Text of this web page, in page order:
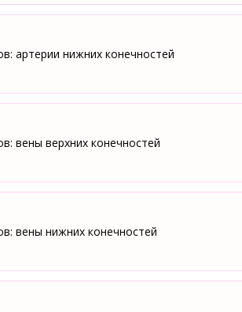
артерии нижних конечностей
вены верхних конечностей
вены нижних конечностей